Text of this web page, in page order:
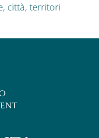
città, territori